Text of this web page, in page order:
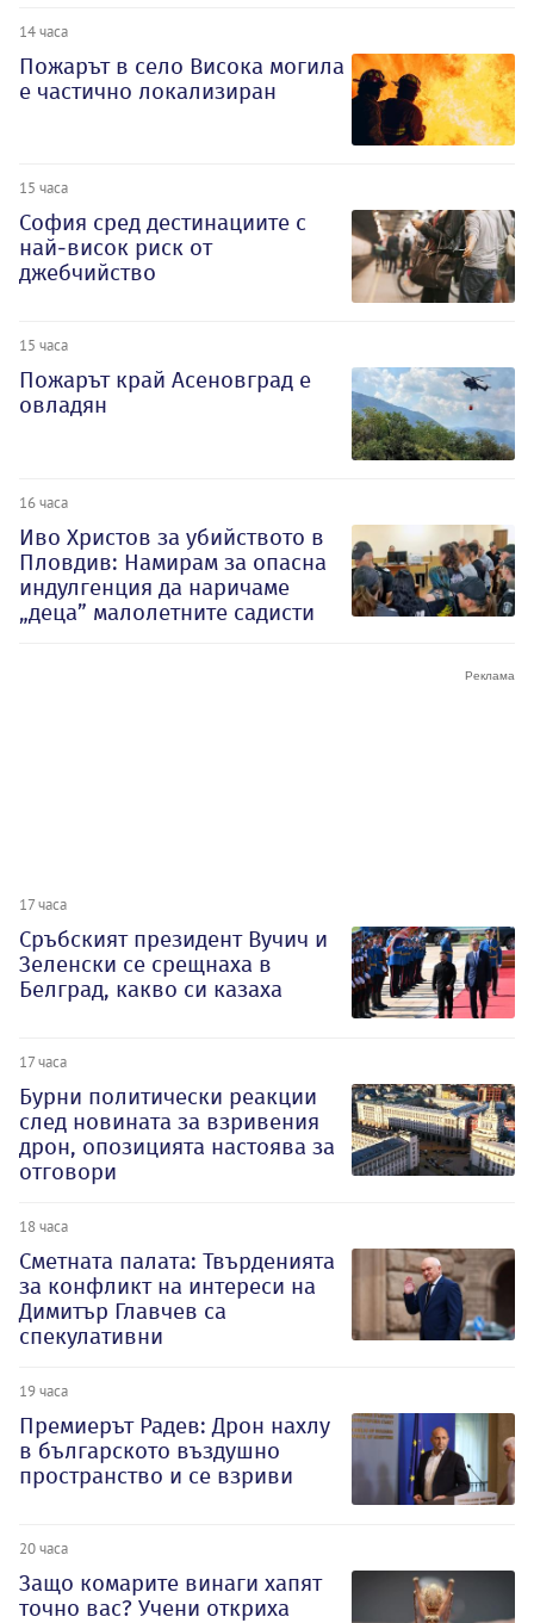
14 часа
Пожарът в село Висока могила
е частично локализиран
15 часа
София сред дестинациите с
най-висок риск от
джебчийство
15 часа
Пожарът край Асеновград е
овладян
16 часа
Иво Христов за убийството в
Пловдив: Намирам за опасна
индулгенция да наричаме
„деца” малолетните садисти
17 часа
Сръбският президент Вучич и
Зеленски се срещнаха в
Белград, какво си казаха
17 часа
Бурни политически реакции
след новината за взривения
дрон, опозицията настоява за
отговори
18 часа
Сметната палата: Твърденията
за конфликт на интереси на
Димитър Главчев са
спекулативни
19 часа
Премиерът Радев: Дрон нахлу
в българското въздушно
пространство и се взриви
20 часа
Защо комарите винаги хапят
точно вас? Учени откриха